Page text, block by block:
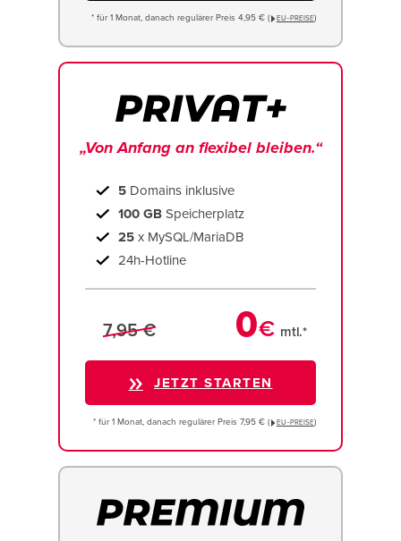
* für 1 Monat, danach regulärer Preis 4,95 € ( EU−PREISE)
„Von Anfang an flexibel bleiben.“
5 Domains inklusive
100 GB Speicherplatz
25 x MySQL/MariaDB
24h-Hotline
7,95 € 0€ mtl.*
JETZT STARTEN
* für 1 Monat, danach regulärer Preis 7,95 € ( EU−PREISE)